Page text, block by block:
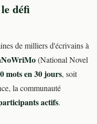
défi
de milliers d'écrivains à
(National Novel
mots en 30 jours, soit
la communauté
actifs.